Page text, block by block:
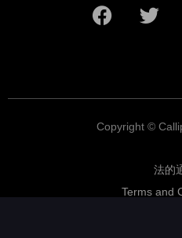
Copyright ©
法的
Terms and